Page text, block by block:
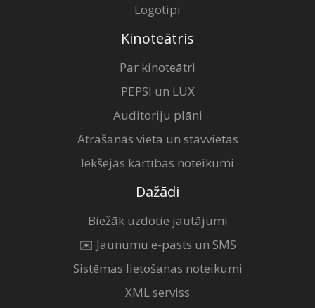
Logotipi
Kinoteātris
Par kinoteātri
PEPSI un LUX
Auditoriju plāni
Atrašanās vieta un stāvvietas
Iekšējās kārtības noteikumi
Dažādi
Biežāk uzdotie jautājumi
✉️ Jaunumu e-pasts un SMS
Sistēmas lietošanas noteikumi
XML serviss